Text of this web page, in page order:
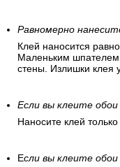
Равномерно
Клей наносится
Маленьким шпателем
стены. Излишки клея
Если вы клеите
Наносите клей
Если вы клеите